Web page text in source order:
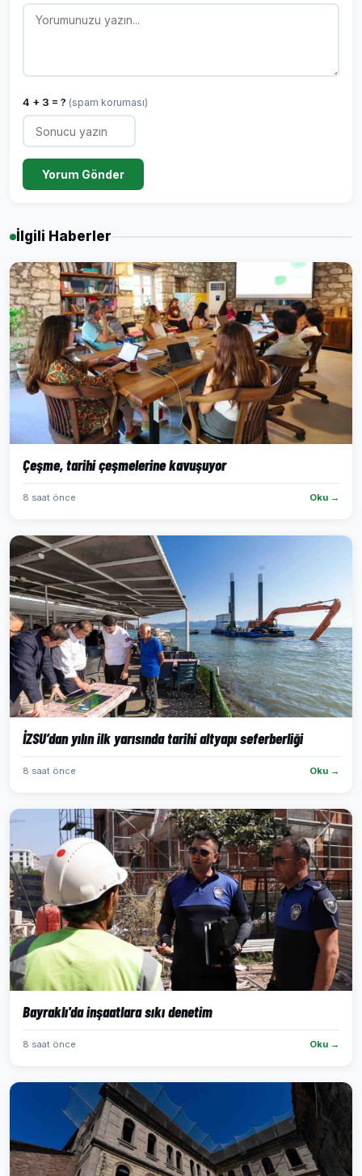
4 + 3 = ? (spam koruması)
Yorum Gönder
İlgili Haberler
Çeşme, tarihi çeşmelerine kavuşuyor
8 saat önce Oku →
İZSU’dan yılın ilk yarısında tarihi altyapı seferberliği
8 saat önce Oku →
Bayraklı'da inşaatlara sıkı denetim
8 saat önce Oku →